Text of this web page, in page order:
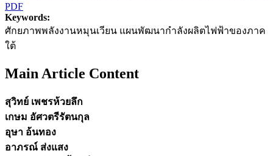
PDF
Keywords:
ศักยภาพพลังงานหมุนเวียน แผนพัฒนากำลังผลิตไฟฟ้าของภาค
ใต้
Main Article Content
สุวิทย์ เพชรห้วยลึก
เกษม อัศวตรีรัตนกุล
อุษา อ้นทอง
อาภรณ์ ส่งแสง